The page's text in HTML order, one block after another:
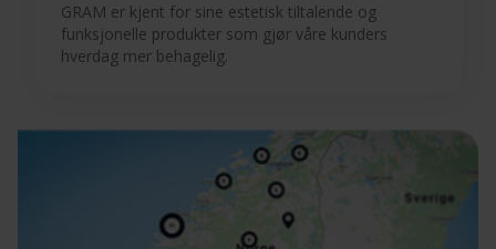
GRAM er kjent for sine estetisk tiltalende og
funksjonelle produkter som gjør våre kunders
hverdag mer behagelig.